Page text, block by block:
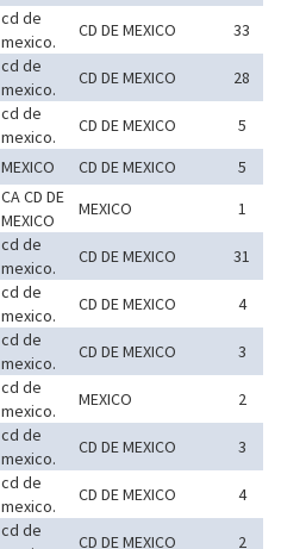
cd de
mexico.
CD DE MEXICO
33
cd de
mexico.
CD DE MEXICO
28
cd de
mexico.
CD DE MEXICO
5
MEXICO CD DE MEXICO
5
CA CD DE
MEXICO
MEXICO
1
cd de
mexico.
CD DE MEXICO
31
cd de
mexico.
CD DE MEXICO
4
cd de
mexico.
CD DE MEXICO
3
cd de
mexico.
MEXICO
2
cd de
mexico.
CD DE MEXICO
3
cd de
mexico.
CD DE MEXICO
4
cd de
CD DE MEXICO
2